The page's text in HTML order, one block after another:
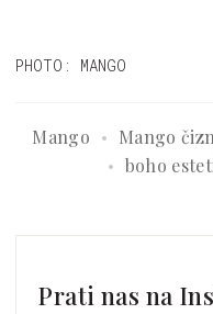
PHOTO: MANGO
Mango Mango
boho
Prati nas na